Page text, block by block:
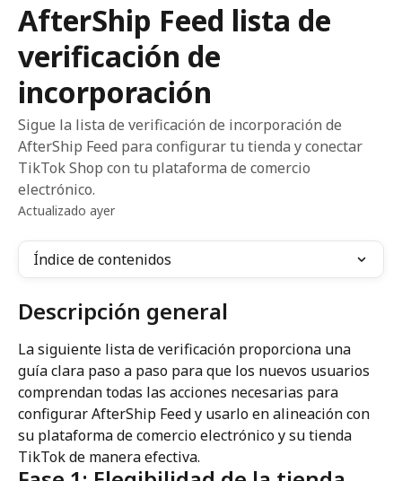
AfterShip Feed lista de
verificación de
incorporación
Sigue la lista de verificación de incorporación de
AfterShip Feed para configurar tu tienda y conectar
TikTok Shop con tu plataforma de comercio
electrónico.
Actualizado ayer
Índice de contenidos
Descripción general
La siguiente lista de verificación proporciona una
guía clara paso a paso para que los nuevos usuarios
comprendan todas las acciones necesarias para
configurar AfterShip Feed y usarlo en alineación con
su plataforma de comercio electrónico y su tienda
TikTok de manera efectiva.